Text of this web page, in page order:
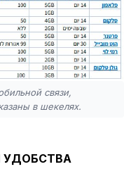
связи,
в шекелях.
УДОБСТВА